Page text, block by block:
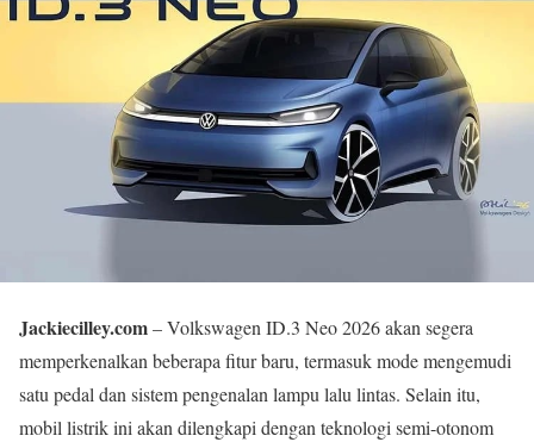
Jackiecilley.com– Volkswagen ID.3 Neo 2026 akan segera
memperkenalkan beberapa fitur baru, termasuk mode mengemudi
satu pedal dan sistem pengenalan lampu lalu lintas. Selain itu,
mobil listrik ini akan dilengkapi dengan teknologi semi-otonom